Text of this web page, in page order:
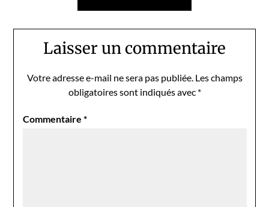
Laisser un commentaire
Votre adresse e-mail ne sera pas publiée. Les champs
obligatoires sont indiqués avec *
Commentaire*